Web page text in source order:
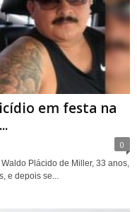
em festa na
0
Plácido de Miller, 33 anos,
e depois se...